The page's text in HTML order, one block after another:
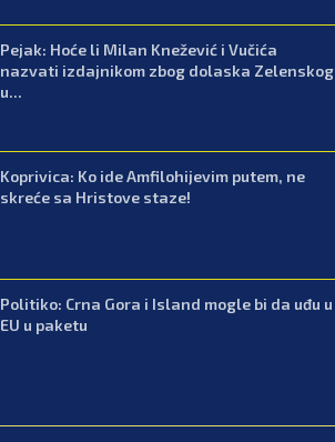
Pejak: Hoće li Milan Knežević i Vučića
nazvati izdajnikom zbog dolaska Zelenskog
u...
Koprivica: Ko ide Amfilohijevim putem, ne
skreće sa Hristove staze!
Politiko: Crna Gora i Island mogle bi da uđu u
EU u paketu